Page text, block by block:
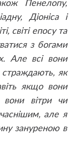
Пенелопу,
Діоніса і
світі епосу та
з богами
Але всі вони
як
якщо вони
вони вітри чи
але я
зануреною в